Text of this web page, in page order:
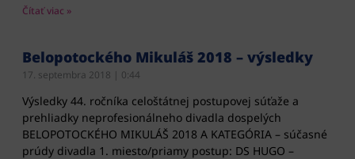
Čítať viac »
Belopotockého Mikuláš 2018 – výsledky
17. septembra 2018 0:44
Výsledky 44. ročníka celoštátnej postupovej súťaže a
prehliadky neprofesionálneho divadla dospelých
BELOPOTOCKÉHO MIKULÁŠ 2018 A KATEGÓRIA – súčasné
prúdy divadla 1. miesto/priamy postup: DS HUGO –